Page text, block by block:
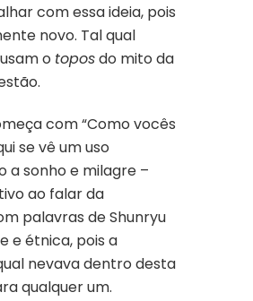
com essa ideia, pois
novo. Tal qual
o toposdo mito da
com “Como vocês
se vê um uso
a sonho e milagre –
ao falar da
palavras de Shunryu
e étnica, pois a
nevava dentro desta
qualquer um.